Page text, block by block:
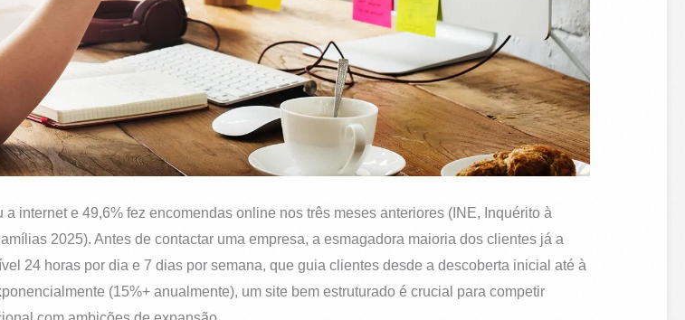
internet e 49,6% fez encomendas online nos três meses anteriores (INE, Inquérito à
2025). Antes de contactar uma empresa, a esmagadora maioria dos clientes já a
24 horas por dia e 7 dias por semana, que guia clientes desde a descoberta inicial até à
(15%+ anualmente), um site bem estruturado é crucial para competir